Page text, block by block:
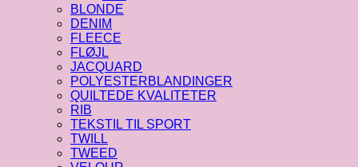
BLONDE
DENIM
FLEECE
FLØJL
JACQUARD
POLYESTERBLANDINGER
QUILTEDE KVALITETER
RIB
TEKSTIL TIL SPORT
TWILL
TWEED